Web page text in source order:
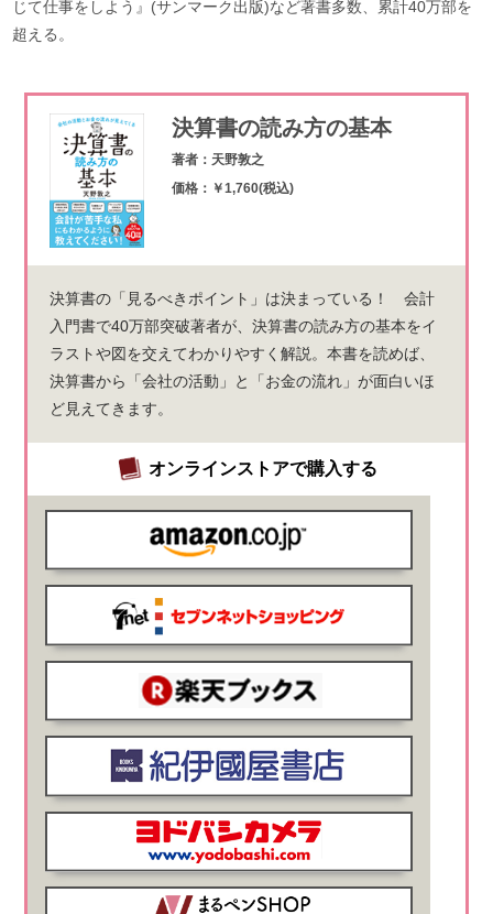
じて仕事をしよう』(サンマーク出版)など著書多数、累計40万部を
超える。
決算書の読み方の基本
著者：天野敦之
価格：￥1,760(税込)
決算書の「見るべきポイント」は決まっている！ 会計
入門書で40万部突破著者が、決算書の読み方の基本をイ
ラストや図を交えてわかりやすく解説。本書を読めば、
決算書から「会社の活動」と「お金の流れ」が面白いほ
ど見えてきます。
オンラインストアで購入する